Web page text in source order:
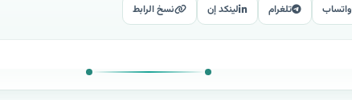
واتساب تلغرام لينكد إن نسخ الرابط